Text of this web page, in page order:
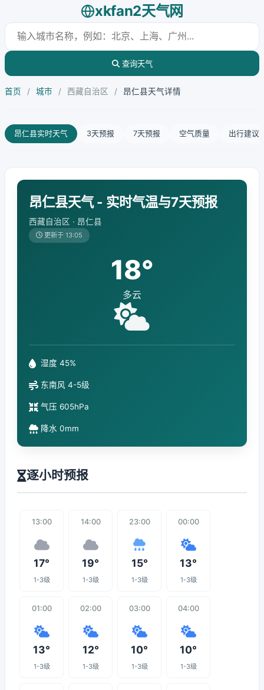
xkfan2天气网
查询天气
首页 / 城市 / 西藏自治区 / 昂仁县天气详情
昂仁县实时天气 3天预报 7天预报 空气质量 出行建议
昂仁县天气 - 实时气温与7天预报
西藏自治区 · 昂仁县
更新于 13:05
18°
多云
湿度 45%
东南风 4-5级
气压 605hPa
降水 0mm
逐小时预报
13:00
17°
1-3级
14:00
19°
1-3级
23:00
15°
1-3级
00:00
13°
1-3级
01:00
13°
1-3级
02:00
12°
1-3级
03:00
10°
1-3级
04:00
10°
1-3级